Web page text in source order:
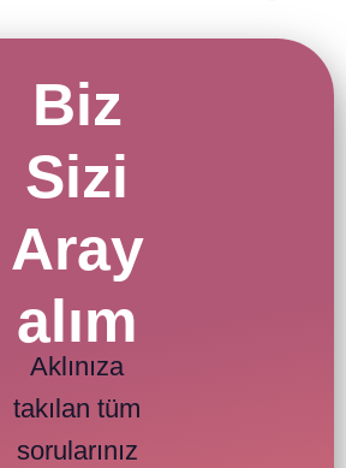
Biz
Sizi
Aray
alım
Aklınıza
takılan tüm
sorularınız